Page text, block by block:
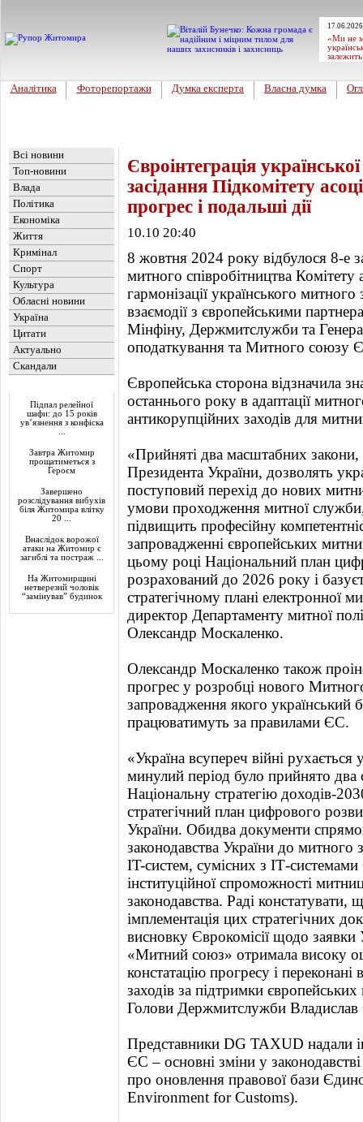
«Ми не
Аналітика Фоторепортажи Думка експерта Власна думка
Всі новини
Топ-новини
Влада
Політика
Економіка
Життя
Кримінал
Спорт
Культура
Обласні новини
Україна
Цитати
Актуально
Скандали
Підпал релейної
шафи: до 15 років
ув’язнення з конфіска
Завтра Житомир
прощатиметься з
Героєм
Завершено
розслідування вибухів
біля Житомира влітку
20 ...
Внаслідок ворожої
атаки на Житомир є
загиблі та постраж ...
На Житомирщині
нетверезий чоловік
“замінував” будинок
Євроінтеграція
засідання Підкомітету
прогрес і подальші дії
10.10 20:40
8 жовтня 2024 року відбулося 8-е
митного співробітництва
гармонізації українського
взаємодії з європейськими
Мінфіну, Держмитслужби та
оподаткування та Митного союзу
Європейська сторона відзначила
останнього року в адаптації
антикорупційних заходів для
«Прийняті два масштабних закони,
Президента України, дозволять
поступовий перехід до нових
умови проходження митної
підвищить професійну
запровадженні європейських
цьому році Національний план
розрахований до 2026 року і
стратегічному плані електронної
директор Департаменту митної
Олександр Москаленко.
Олександр Москаленко також
прогрес у розробці нового
запровадження якого український
працюватимуть за правилами ЄС.
«Україна всупереч війні рухається
минулий період було прийнято два
Національну стратегію доходів-
стратегічний план цифрового
України. Обидва документи
законодавства України до
IT-систем, сумісних з ІТ-
інституційної спроможності
законодавства. Раді
імплементація цих стратегічних
висновку Єврокомісії щодо
«Митний союз» отримала високу
констатацію прогресу і переконані
заходів за підтримки
Голови Держмитслужби
Представники DG TAXUD надали
ЄС – основні зміни у
про оновлення правової бази
Environment for Customs).